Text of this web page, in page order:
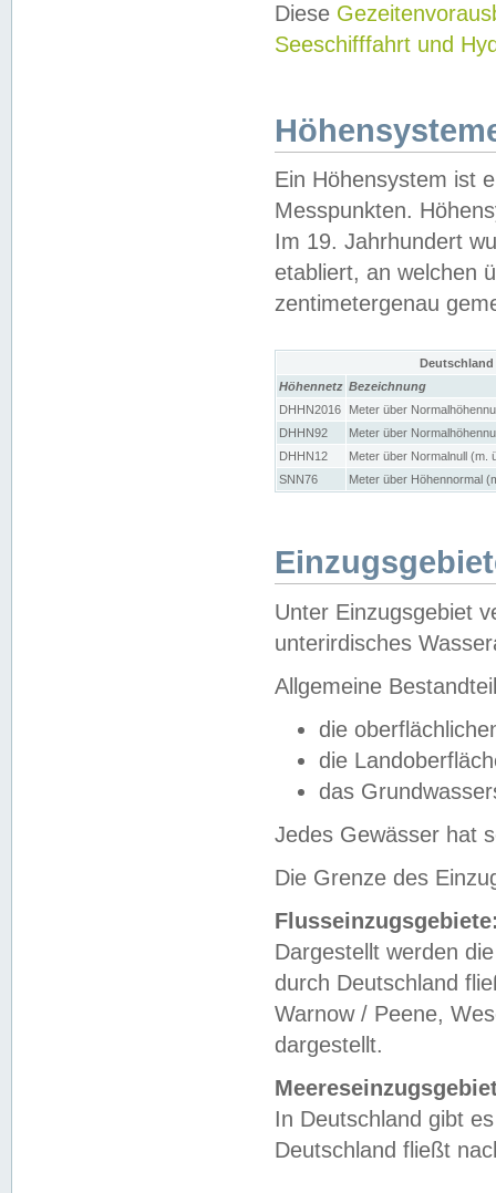
Diese
Seeschifffahrt und
Ein Höhensystem ist
Messpunkten.
Im 19. Jahrhundert
etabliert, an welchen
zentimetergenau
Höhennetz Bezeichnung
DHHN2016
Meter über
DHHN92
Meter über
DHHN12
Meter über Normalnull (m.
SNN76
Meter über Höhennormal
Unter Einzugsgebiet
unterirdisches
Allgemeine
die
die
das
Jedes Gewässer hat
Die Grenze des
Dargestellt werden
durch Deutschland
Warnow / Peene,
dargestellt.
In Deutschland gibt
Deutschland fließt